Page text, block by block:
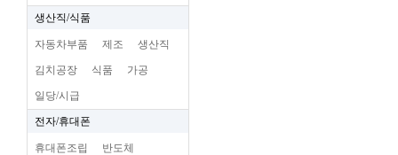
생산직/식품
자동차부품 제조 생산직
김치공장 식품 가공
일당/시급
전자/휴대폰
휴대폰조립 반도체